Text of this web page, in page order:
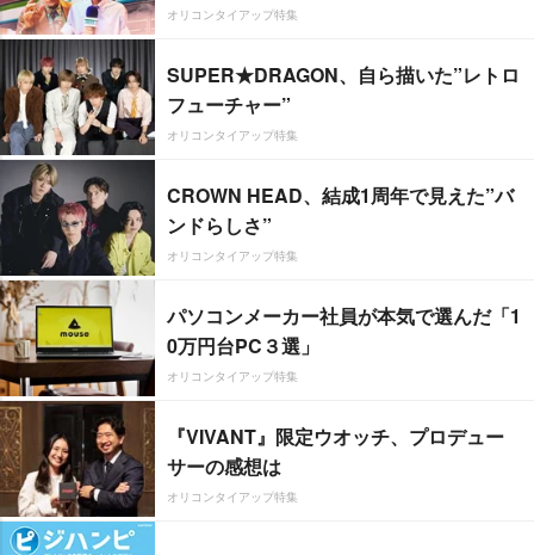
オリコンタイアップ特集
SUPER★DRAGON、自ら描いた”レトロ
フューチャー”
オリコンタイアップ特集
CROWN HEAD、結成1周年で見えた”バ
ンドらしさ”
オリコンタイアップ特集
パソコンメーカー社員が本気で選んだ「1
0万円台PC３選」
オリコンタイアップ特集
『VIVANT』限定ウオッチ、プロデュー
サーの感想は
オリコンタイアップ特集